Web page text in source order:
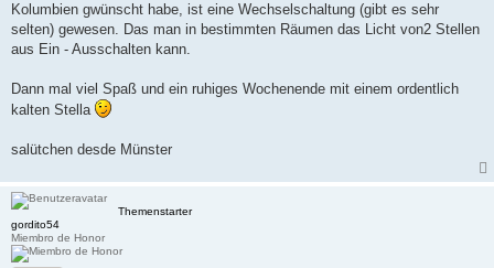
Kolumbien gwünscht habe, ist eine Wechselschaltung (gibt es sehr
selten) gewesen. Das man in bestimmten Räumen das Licht von2 Stellen
aus Ein - Ausschalten kann.
Dann mal viel Spaß und ein ruhiges Wochenende mit einem ordentlich
kalten Stella
salütchen desde Münster
Themenstarter
gordito54
Miembro de Honor